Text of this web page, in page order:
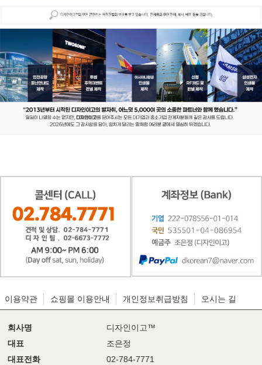
이용약관 쇼핑몰 이용안내 개인정보취급방침 오시는 길
회사명
디자인이고™
대표
조은정
대표전화
02-784-7771